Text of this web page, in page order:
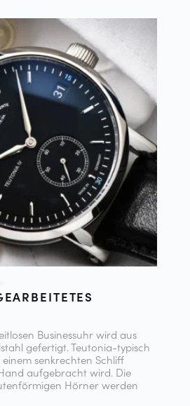
Businessuhr wird aus
gefertigt. Teutonia-typisch
senkrechten Schliff
aufgebracht wird. Die
Hörner werden